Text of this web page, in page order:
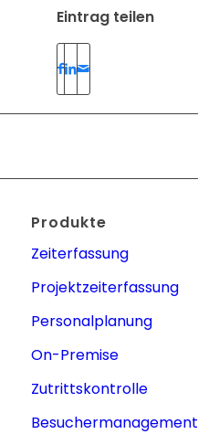
Eintrag teilen
Produkte
Zeiterfassung
Projektzeiterfassung
Personalplanung
On-Premise
Zutrittskontrolle
Besuchermanagement